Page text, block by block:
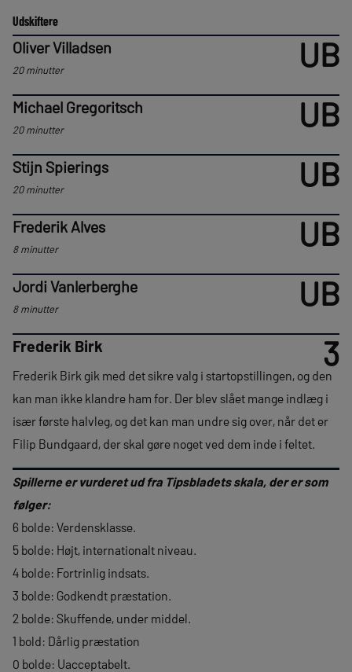
Udskiftere
Oliver Villadsen
20 minutter UB
Michael Gregoritsch
20 minutter UB
Stijn Spierings
20 minutter UB
Frederik Alves
8 minutter UB
Jordi Vanlerberghe
8 minutter UB
Frederik Birk 3
Frederik Birk gik med det sikre valg i startopstillingen, og den
kan man ikke klandre ham for. Der blev slået mange indlæg i
især første halvleg, og det kan man undre sig over, når det er
Filip Bundgaard, der skal gøre noget ved dem inde i feltet.
Spillerne er vurderet ud fra Tipsbladets skala, der er som
følger:
6 bolde: Verdensklasse.
5 bolde: Højt, internationalt niveau.
4 bolde: Fortrinlig indsats.
3 bolde: Godkendt præstation.
2 bolde: Skuffende, under middel.
1 bold: Dårlig præstation
0 bolde: Uacceptabelt.